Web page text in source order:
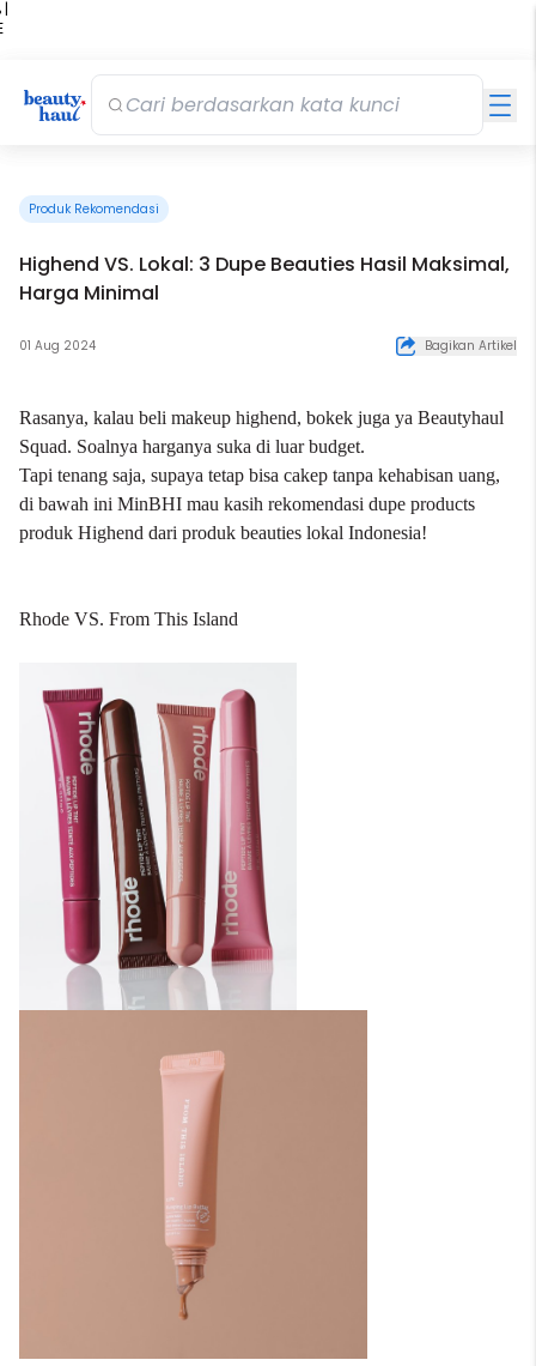
|
Produk Rekomendasi
Highend VS. Lokal: 3 Dupe Beauties Hasil Maksimal,
Harga Minimal
01 Aug 2024 Bagikan Artikel
Rasanya, kalau beli makeup highend, bokek juga ya Beautyhaul
Squad. Soalnya harganya suka di luar budget.
Tapi tenang saja, supaya tetap bisa cakep tanpa kehabisan uang,
di bawah ini MinBHI mau kasih rekomendasi dupe products
produk Highend dari produk beauties lokal Indonesia!
Rhode VS. From This Island